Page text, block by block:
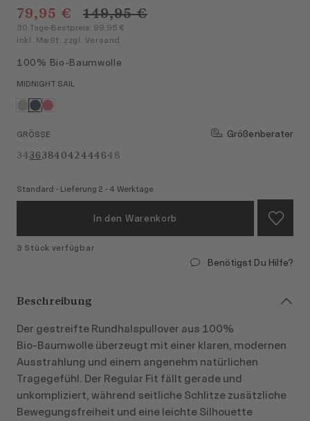
79,95 € 149,95 €
30 Tage-Bestpreis: 99,95 €
inkl. MwSt. zzgl. Versand
100% Bio-Baumwolle
MIDNIGHT SAIL
GRÖSSE
Größenberater
3436384042444648
Standard - Lieferung 2 - 4 Werktage
In den Warenkorb
3 Stück verfügbar
Benötigst Du Hilfe?
Beschreibung
Der gestreifte Rundhalspullover aus 100%
Bio‑Baumwolle überzeugt mit einer klaren, modernen
Ausstrahlung und einem angenehm natürlichen
Tragegefühl. Der Regular Fit fällt gerade und
unkompliziert, während seitliche Schlitze zusätzliche
Bewegungsfreiheit und eine leichte Silhouette